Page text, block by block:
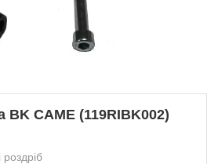
BK CAME (119RIBK002)
роздріб